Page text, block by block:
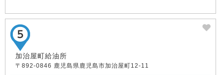
加治屋町給油所
〒892-0846 鹿児島県鹿児島市加治屋町12-11